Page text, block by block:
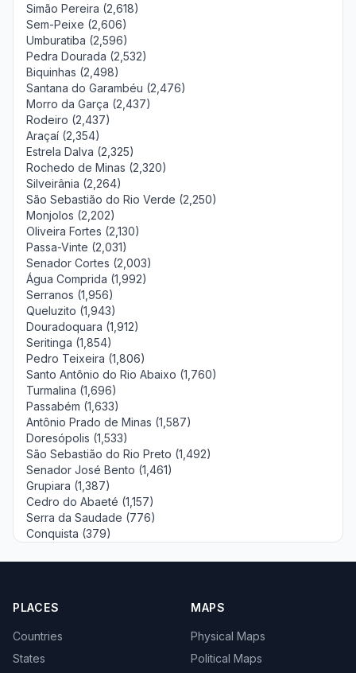
Simão Pereira (2,618)
Sem-Peixe (2,606)
Umburatiba (2,596)
Pedra Dourada (2,532)
Biquinhas (2,498)
Santana do Garambéu (2,476)
Morro da Garça (2,437)
Rodeiro (2,437)
Araçaí (2,354)
Estrela Dalva (2,325)
Rochedo de Minas (2,320)
Silveirânia (2,264)
São Sebastião do Rio Verde (2,250)
Monjolos (2,202)
Oliveira Fortes (2,130)
Passa-Vinte (2,031)
Senador Cortes (2,003)
Água Comprida (1,992)
Serranos (1,956)
Queluzito (1,943)
Douradoquara (1,912)
Seritinga (1,854)
Pedro Teixeira (1,806)
Santo Antônio do Rio Abaixo (1,760)
Turmalina (1,696)
Passabém (1,633)
Antônio Prado de Minas (1,587)
Doresópolis (1,533)
São Sebastião do Rio Preto (1,492)
Senador José Bento (1,461)
Grupiara (1,387)
Cedro do Abaeté (1,157)
Serra da Saudade (776)
Conquista (379)
PLACES
Countries
States
MAPS
Physical Maps
Political Maps